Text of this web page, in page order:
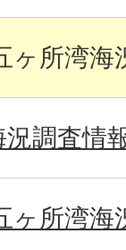
ヶ所湾海
調査情
ヶ所湾海